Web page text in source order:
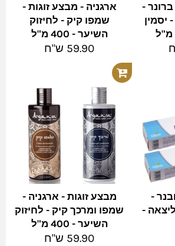
ארגניה - מבצע זוגות -
שמפו קיק - לחיזוק
השיער - 400 מ"ל
מחיר
59.90 ש"ח
-
יסמין
מבצע זוגות - ארגניה -
שמפו ומרכך קיק - לחיזוק
השיער - 400 מ"ל
מחיר
59.90 ש"ח
-
-